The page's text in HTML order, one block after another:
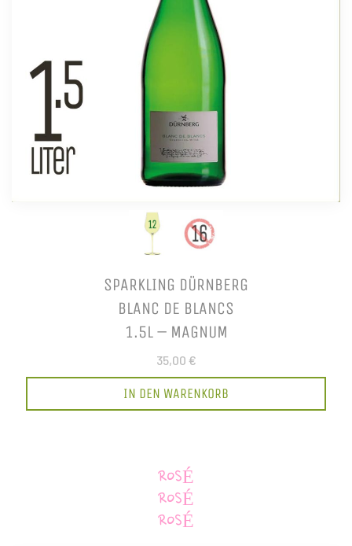
SPARKLING DÜRNBERG
BLANC DE BLANCS
1.5L – MAGNUM
35,00 €
IN DEN WARENKORB
ROSÉ
ROSÉ
ROSÉ